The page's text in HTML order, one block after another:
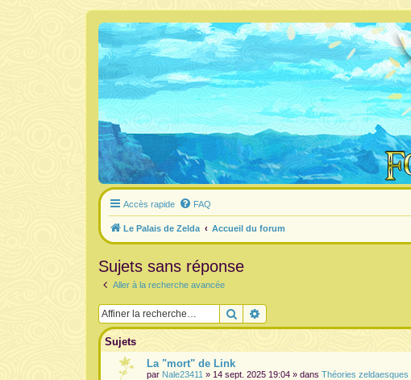
Accès rapide FAQ
Le Palais de Zelda Accueil du forum
Sujets sans réponse
Aller à la recherche avancée
Rechercher
Sujets
La "mort" de Link
par Nale23411 » 14 sept. 2025 19:04 » dans Théories zeldaesques